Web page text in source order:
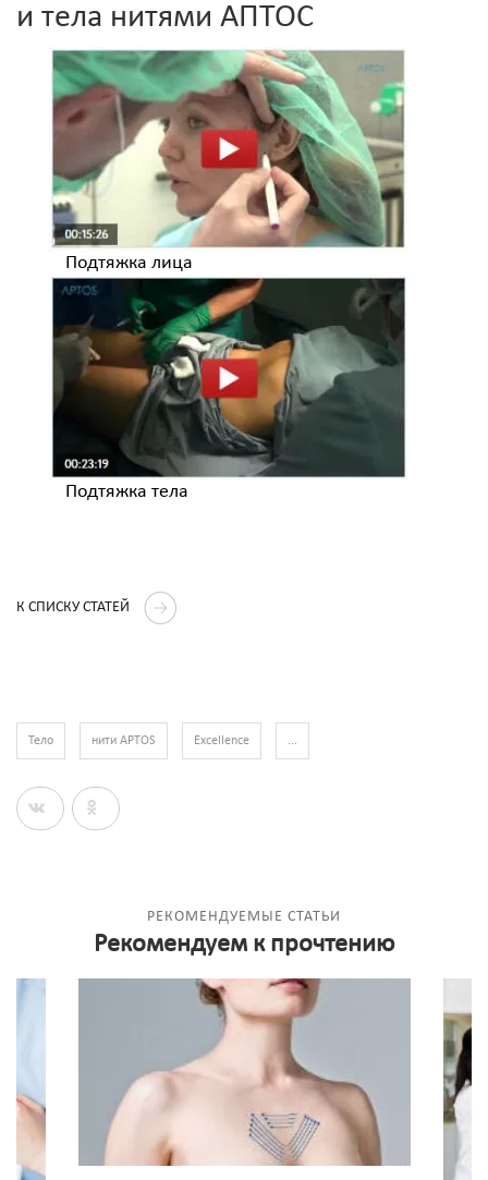
и тела нитями АПТОС
Подтяжка лица
Подтяжка тела
К СПИСКУ СТАТЕЙ
Тело нити APTOS Excellence ...
РЕКОМЕНДУЕМЫЕ СТАТЬИ
Рекомендуем к прочтению